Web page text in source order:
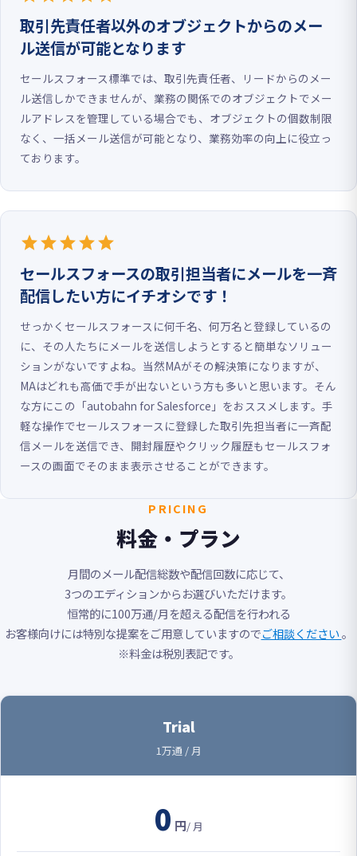
取引先責任者以外のオブジェクトからのメー
ル送信が可能となります
セールスフォース標準では、取引先責任者、リードからのメー
ル送信しかできませんが、業務の関係でのオブジェクトでメー
ルアドレスを管理している場合でも、オブジェクトの個数制限
なく、一括メール送信が可能となり、業務効率の向上に役立っ
ております。
starstarstarstarstar
セールスフォースの取引担当者にメールを一斉
配信したい方にイチオシです！
せっかくセールスフォースに何千名、何万名と登録しているの
に、その人たちにメールを送信しようとすると簡単なソリュー
ションがないですよね。当然MAがその解決策になりますが、
MAはどれも高価で手が出ないという方も多いと思います。そん
な方にこの「autobahn for Salesforce」をおススメします。手
軽な操作でセールスフォースに登録した取引先担当者に一斉配
信メールを送信でき、開封履歴やクリック履歴もセールスフォ
ースの画面でそのまま表示させることができます。
PRICING
料金・プラン
月間のメール配信総数や配信回数に応じて、
3つのエディションからお選びいただけます。
恒常的に100万通/月を超える配信を行われる
お客様向けには特別な提案をご用意していますのでご相談ください。
※料金は税別表記です。
Trial
1万通 / 月
0 円/ 月